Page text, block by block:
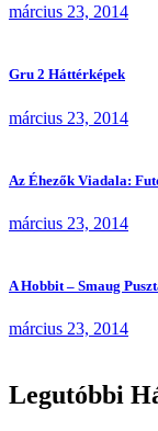
március 23, 2014
Gru 2 Háttérképek
március 23, 2014
Az Éhezők Viadala:
március 23, 2014
A Hobbit – Smaug
március 23, 2014
Legutóbbi